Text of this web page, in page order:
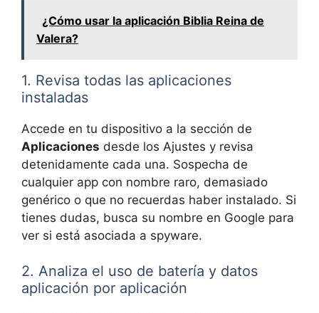
¿Cómo usar la aplicación Biblia Reina de
Valera?
1. Revisa todas las aplicaciones
instaladas
Accede en tu dispositivo a la sección de
Aplicaciones desde los Ajustes y revisa
detenidamente cada una. Sospecha de
cualquier app con nombre raro, demasiado
genérico o que no recuerdas haber instalado. Si
tienes dudas, busca su nombre en Google para
ver si está asociada a spyware.
2. Analiza el uso de batería y datos
aplicación por aplicación